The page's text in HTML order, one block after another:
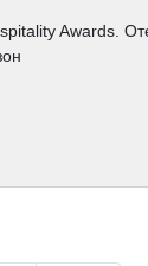
Awards.